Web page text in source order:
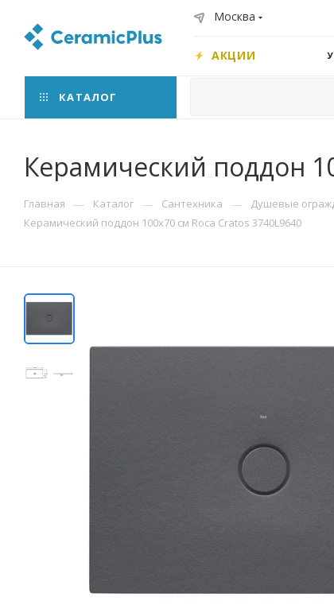
Москва
АКЦИИ
КАТАЛОГ
Керамический поддон
Главная — Каталог — Сантехника — Душевые
Керамический поддон 100x70 см Roca Cratos 3740L9640